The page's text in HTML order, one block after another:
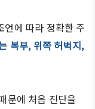
언에 따라 정확한 주
복부, 위쪽 허벅지,
문에 처음 진단을